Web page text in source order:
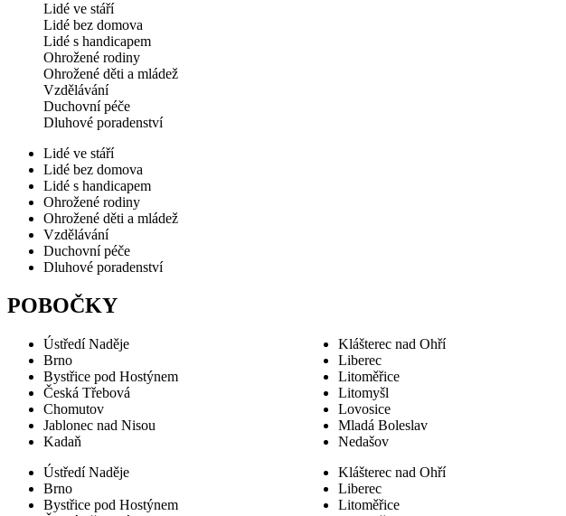
Lidé ve stáří
Lidé bez domova
Lidé s handicapem
Ohrožené rodiny
Ohrožené děti a mládež
Vzdělávání
Duchovní péče
Dluhové poradenství
Lidé ve stáří
Lidé bez domova
Lidé s handicapem
Ohrožené rodiny
Ohrožené děti a mládež
Vzdělávání
Duchovní péče
Dluhové poradenství
POBOČKY
Ústředí Naděje
Brno
Bystřice pod Hostýnem
Česká Třebová
Chomutov
Jablonec nad Nisou
Kadaň
Klášterec nad Ohří
Liberec
Litoměřice
Litomyšl
Lovosice
Mladá Boleslav
Nedašov
Ústředí Naděje
Brno
Bystřice pod Hostýnem
Klášterec nad Ohří
Liberec
Litoměřice